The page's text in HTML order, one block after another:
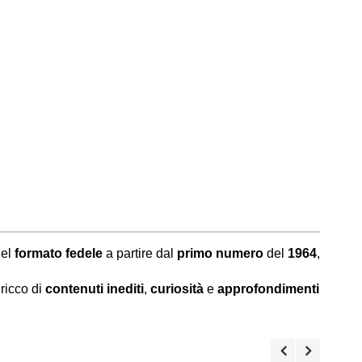
formato fedele a partire dal primo numero del 1964,
ricco di contenuti inediti, curiosità e approfondimenti